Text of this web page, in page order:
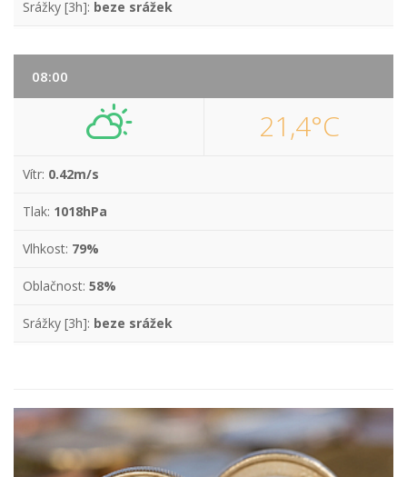
Srážky [3h]: beze srážek
08:00
21,4°C
Vítr: 0.42m/s
Tlak: 1018hPa
Vlhkost: 79%
Oblačnost: 58%
Srážky [3h]: beze srážek